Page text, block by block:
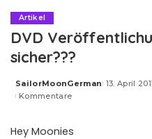
Artikel
DVD
sicher???
Posted
by
SailorMoonGerman 13. April
Kommentare
Hey Moonies